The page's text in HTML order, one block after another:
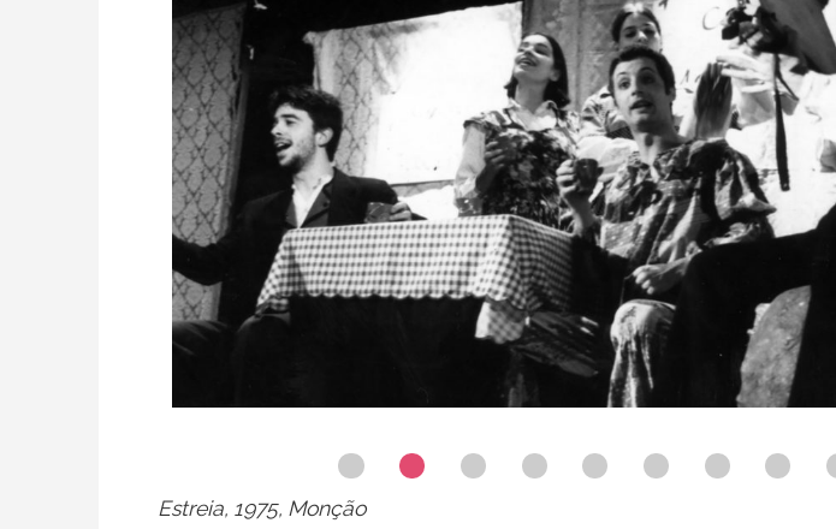
Estreia, 1975, Monção